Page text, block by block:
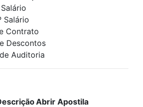
Salário
Contrato
Descontos
Auditoria
Abrir Apostila